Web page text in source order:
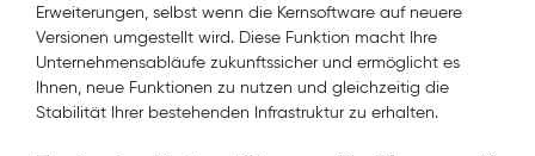
Erweiterungen, selbst wenn die Kernsoftware auf neuere
Versionen umgestellt wird. Diese Funktion macht Ihre
Unternehmensabläufe zukunftssicher und ermöglicht es
Ihnen, neue Funktionen zu nutzen und gleichzeitig die
Stabilität Ihrer bestehenden Infrastruktur zu erhalten.